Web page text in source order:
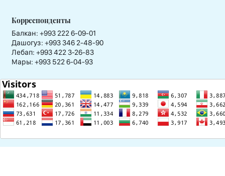
Корреспонденты
Балкан: +993 222 6-09-01
Дашогуз: +993 346 2-48-90
Лебап: +993 422 3-26-83
Мары: +993 522 6-04-93